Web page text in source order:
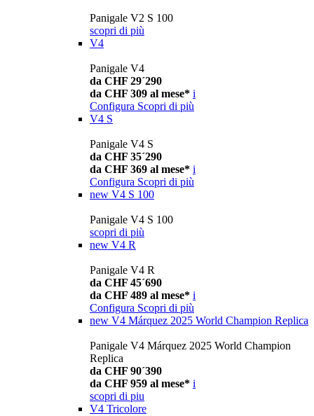
Panigale V2 S 100
scopri di più
V4
Panigale V4
da CHF 29´290
da CHF 309 al mese* i
Configura Scopri di più
V4 S
Panigale V4 S
da CHF 35´290
da CHF 369 al mese* i
Configura Scopri di più
new V4 S 100
Panigale V4 S 100
scopri di più
new V4 R
Panigale V4 R
da CHF 45´690
da CHF 489 al mese* i
Configura Scopri di più
new V4 Márquez 2025 World Champion Replica
Panigale V4 Márquez 2025 World Champion
Replica
da CHF 90´390
da CHF 959 al mese* i
scopri di piu
V4 Tricolore